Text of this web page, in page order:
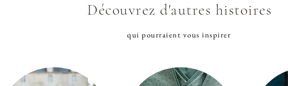
Découvrez d'autres histoires
qui pourraient vous inspirer